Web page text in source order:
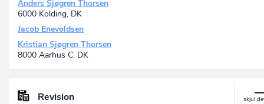
Anders Sjøgren Thorsen
6000 Kolding, DK
Jacob Enevoldsen
Kristian Sjøgren Thorsen
8000 Aarhus C, DK
Revision